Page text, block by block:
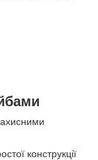
конструкції